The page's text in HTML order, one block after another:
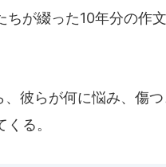
が綴った10年分の作
彼らが何に悩み、傷つ
る。